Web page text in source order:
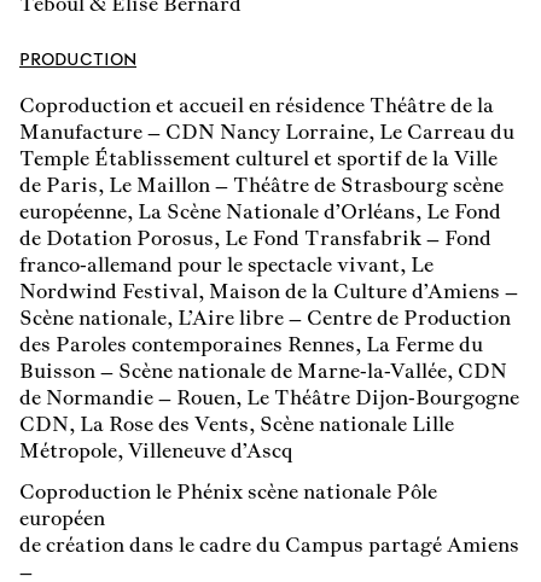
PRODUCTION
Coproduction et accueil en résidence Théâtre de la
Manufacture – CDN Nancy Lorraine, Le Carreau du
Temple Établissement culturel et sportif de la Ville
de Paris, Le Maillon – Théâtre de Strasbourg scène
européenne, La Scène Nationale d’Orléans, Le Fond
de Dotation Porosus, Le Fond Transfabrik – Fond
franco-allemand pour le spectacle vivant, Le
Nordwind Festival, Maison de la Culture d’Amiens –
Scène nationale, L’Aire libre – Centre de Production
des Paroles contemporaines Rennes, La Ferme du
Buisson – Scène nationale de Marne-la-Vallée, CDN
de Normandie – Rouen, Le Théâtre Dijon-Bourgogne
CDN, La Rose des Vents, Scène nationale Lille
Métropole, Villeneuve d’Ascq
Coproduction le Phénix scène nationale Pôle
européen
de création dans le cadre du Campus partagé Amiens
–